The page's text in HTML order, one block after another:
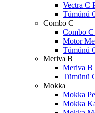
Vectra C
Tümünü
Combo C
Combo C
Motor
Tümünü
Meriva B
Meriva B
Tümünü
Mokka
Mokka
Mokka